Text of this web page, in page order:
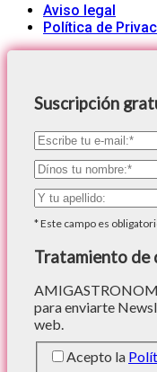
Aviso legal
Política de
Suscripción
*Este campo es
Tratamiento de
para enviarte
web.
Acepto la